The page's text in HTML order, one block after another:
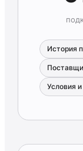
История
Условия